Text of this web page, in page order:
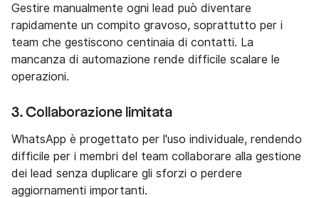
Gestire manualmente ogni lead può diventare
rapidamente un compito gravoso, soprattutto per i
team che gestiscono centinaia di contatti. La
mancanza di automazione rende difficile scalare le
operazioni.
3. Collaborazione limitata
WhatsApp è progettato per l'uso individuale, rendendo
difficile per i membri del team collaborare alla gestione
dei lead senza duplicare gli sforzi o perdere
aggiornamenti importanti.